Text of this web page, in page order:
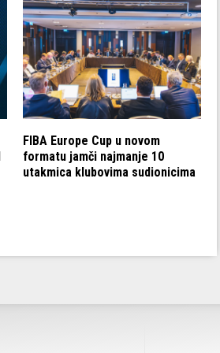
FIBA Europe Cup u novom
formatu jamči najmanje 10
utakmica klubovima sudionicima